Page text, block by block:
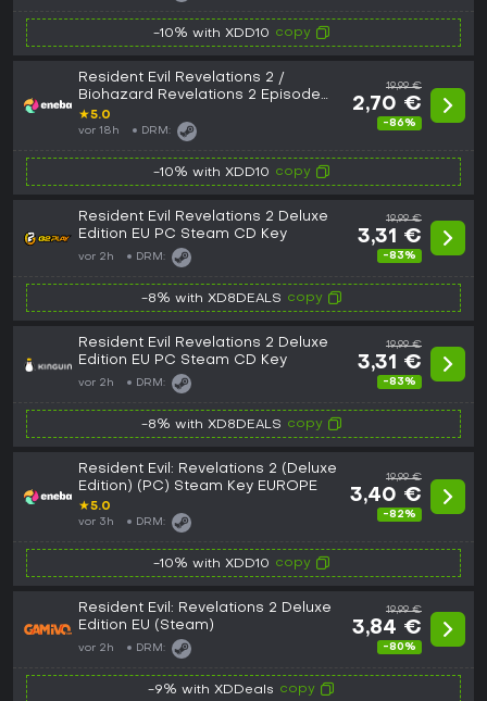
-10% with XDD10 copy
Resident Evil Revelations 2 /
Biohazard Revelations 2 Episode
Two: Contemplation (DLC) Steam
Key (PC) GLOBAL
★5.0
vor 18h DRM:
19,99 €
2,70 €
-86%
-10% with XDD10 copy
Resident Evil Revelations 2 Deluxe
Edition EU PC Steam CD Key
vor 2h DRM:
19,99 €
3,31 €
-83%
-8% with XD8DEALS copy
Resident Evil Revelations 2 Deluxe
Edition EU PC Steam CD Key
vor 2h DRM:
19,99 €
3,31 €
-83%
-8% with XD8DEALS copy
Resident Evil: Revelations 2 (Deluxe
Edition) (PC) Steam Key EUROPE
★5.0
vor 3h DRM:
19,99 €
3,40 €
-82%
-10% with XDD10 copy
Resident Evil: Revelations 2 Deluxe
Edition EU (Steam)
vor 2h DRM:
19,99 €
3,84 €
-80%
-9% with XDDeals copy